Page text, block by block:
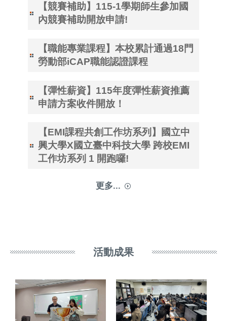
【競賽補助】115-1學期師生參加國
內競賽補助開放申請!
【職能專業課程】本校累計通過18門
勞動部iCAP職能認證課程
【彈性薪資】115年度彈性薪資推薦
申請方案收件開放！
【EMI課程共創工作坊系列】國立中
興大學X國立臺中科技大學 跨校EMI
工作坊系列 1 開跑囉!
更多...
活動成果